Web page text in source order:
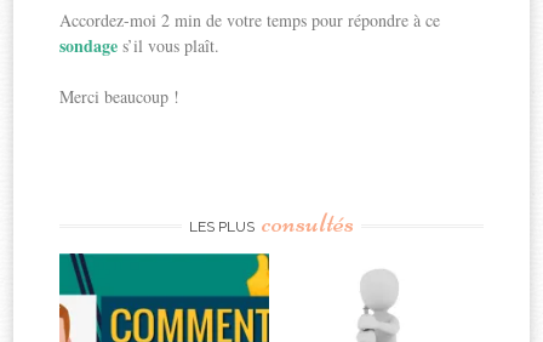
Accordez-moi 2 min de votre temps pour répondre à ce
sondages’il vous plaît.
Merci beaucoup !
LES PLUS consultés